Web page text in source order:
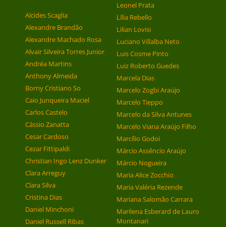
Alcides Scaglia
Alexandre Brandão
Alexandre Machado Rosa
Alvair Silveira Torres Junior
Andréa Martins
Anthony Almeida
Borny Cristiano So
Caio Junqueira Maciel
Carlos Castelo
Cássio Zanatta
Cesar Cardoso
Cezar Fittipaldi
Christian Ingo Lenz Dunker
Clara Arreguy
Clara Silva
Cristina Dias
Daniel Minchoni
Daniel Russell Ribas
Leonel Prata
Lília Rebello
Lilian Lovisi
Luciano Villalba Neto
Luis Cosme Pinto
Luiz Roberto Guedes
Marcela Dias
Marcelo Zogbi Araújo
Marcelo Tieppo
Marcelo da Silva Antunes
Marcelo Viana Araújo Filho
Marcílio Godoi
Márcio Assêncio Araújo
Márcio Nogueira
Maria Alice Zocchio
Maria Valéria Rezende
Mariana Salomão Carrara
Marilena Esberard de Lauro
Montanari